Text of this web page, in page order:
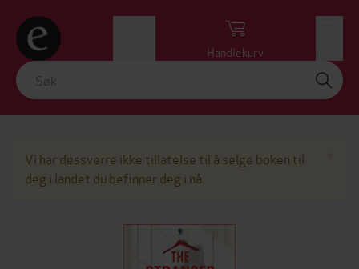
Handlekurv
Vi har dessverre ikke tillatelse til å selge boken til
deg i landet du befinner deg i nå.